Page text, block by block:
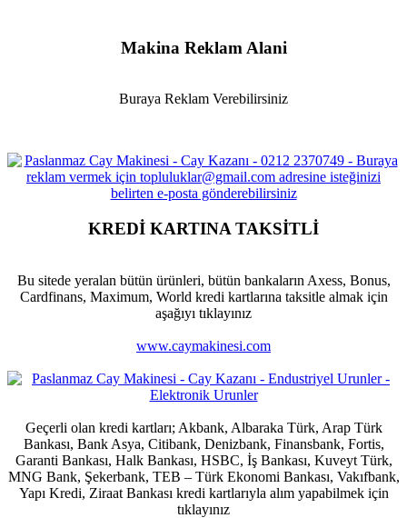
Makina Reklam Alani
Buraya Reklam Verebilirsiniz
KREDİ KARTINA TAKSİTLİ
Bu sitede yeralan bütün ürünleri, bütün bankaların Axess, Bonus,
Cardfinans, Maximum, World kredi kartlarına taksitle almak için
aşağıyı tıklayınız
www.caymakinesi.com
Geçerli olan kredi kartları; Akbank, Albaraka Türk, Arap Türk
Bankası, Bank Asya, Citibank, Denizbank, Finansbank, Fortis,
Garanti Bankası, Halk Bankası, HSBC, İş Bankası, Kuveyt Türk,
MNG Bank, Şekerbank, TEB – Türk Ekonomi Bankası, Vakıfbank,
Yapı Kredi, Ziraat Bankası kredi kartlarıyla alım yapabilmek için
tıklayınız